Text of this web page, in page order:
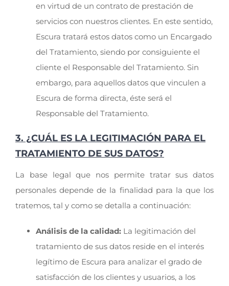
en virtud de un contrato de prestación de
servicios con nuestros clientes. En este sentido,
Escura tratará estos datos como un Encargado
del Tratamiento, siendo por consiguiente el
cliente el Responsable del Tratamiento. Sin
embargo, para aquellos datos que vinculen a
Escura de forma directa, éste será el
Responsable del Tratamiento.
3. ¿CUÁL ES LA LEGITIMACIÓN PARA EL
TRATAMIENTO DE SUS DATOS?
La base legal que nos permite tratar sus datos
personales depende de la finalidad para la que los
tratemos, tal y como se detalla a continuación:
Análisis de la calidad: La legitimación del
tratamiento de sus datos reside en el interés
legítimo de Escura para analizar el grado de
satisfacción de los clientes y usuarios, a los